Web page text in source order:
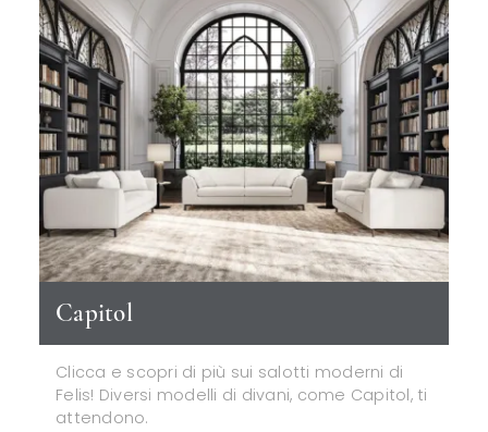
Capitol
Clicca e scopri di più sui salotti moderni di
Felis! Diversi modelli di divani, come Capitol, ti
attendono.